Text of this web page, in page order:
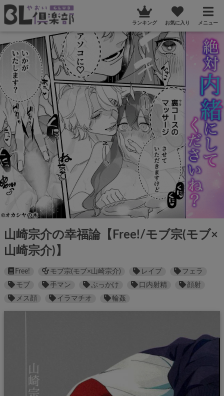
ランキング お気に入り メニュー
山崎宗介の幸福論【Free!/モブ宗(モブ×
山崎宗介)】
Free! モブ宗(モブ×山崎宗介) レイプ
フェラ
モブ
手マン ぶっかけ 口内射精
顔射
メス顔
イラマチオ 輪姦